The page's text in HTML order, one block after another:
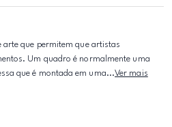
que permitem que artistas
Um quadro é normalmente uma
que é montada em uma...Ver mais